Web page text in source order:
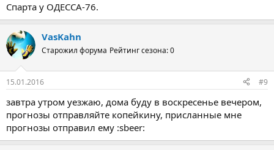
Спарта у ОДЕССА-76.
VasKahn
Старожил форума Рейтинг сезона: 0
15.01.2016 #9
завтра утром уезжаю, дома буду в воскресенье вечером,
прогнозы отправляйте копейкину, присланные мне
прогнозы отправил ему :sbeer: